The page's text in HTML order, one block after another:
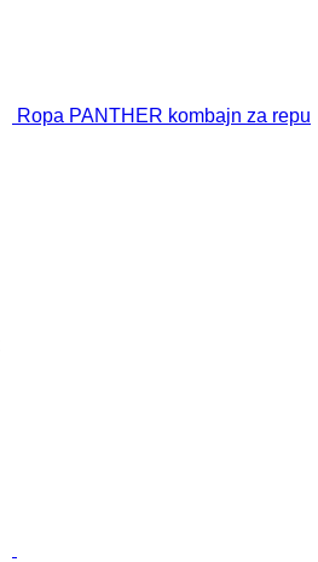
Ropa PANTHER kombajn za repu